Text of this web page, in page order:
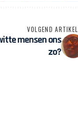
VOLGEND ARTIKEL
mensen ons
zo?